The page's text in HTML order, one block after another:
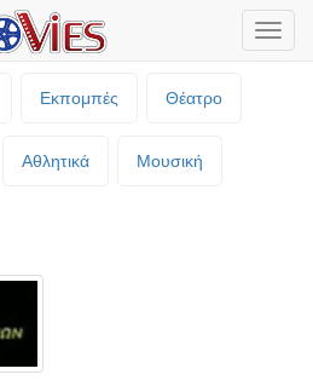
Εκπομπές Θέατρο
Αθλητικά Μουσική